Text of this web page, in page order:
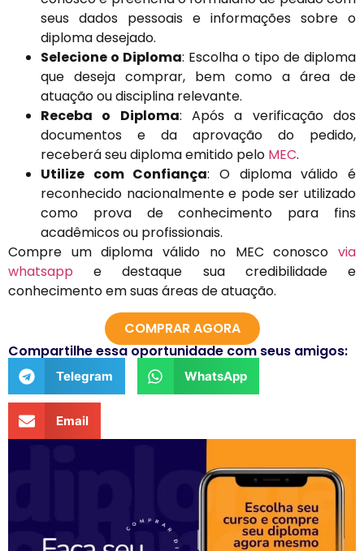
seus dados pessoais e informações sobre o
diploma desejado.
Selecione o Diploma: Escolha o tipo de diploma
que deseja comprar, bem como a área de
atuação ou disciplina relevante.
Receba o Diploma: Após a verificação dos
documentos e da aprovação do pedido,
receberá seu diploma emitido pelo MEC.
Utilize com Confiança: O diploma válido é
reconhecido nacionalmente e pode ser utilizado
como prova de conhecimento para fins
acadêmicos ou profissionais.
Compre um diploma válido no MEC conosco via
whatsapp e destaque sua credibilidade e
conhecimento em suas áreas de atuação.
COMPRAR AGORA
Compartilhe essa oportunidade com seus amigos:
Telegram WhatsApp
Email